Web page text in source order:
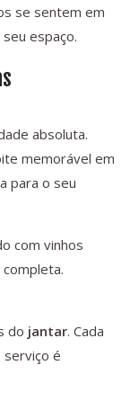
se sentem em
espaço.
absoluta.
memorável em
para o seu
com vinhos
do jantar. Cada
é